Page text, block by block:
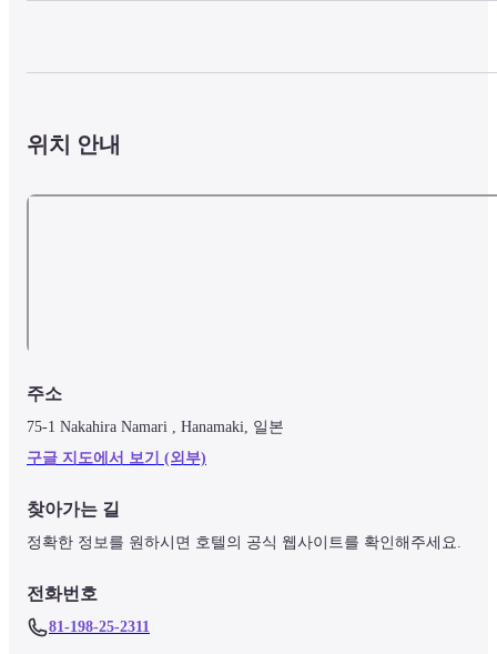
위치 안내
주소
75-1 Nakahira Namari , Hanamaki, 일본
구글 지도에서 보기 (외부)
찾아가는 길
정확한 정보를 원하시면 호텔의 공식 웹사이트를 확인해주세요.
전화번호
81-198-25-2311